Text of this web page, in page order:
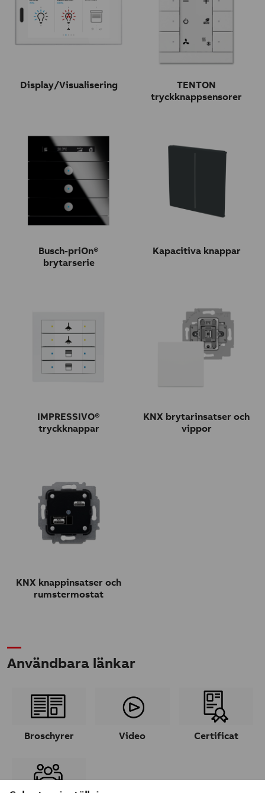
Display/Visualisering
TENTON
tryckknappsensorer
Busch-priOn®
brytarserie
Kapacitiva knappar
IMPRESSIVO®
tryckknappar
KNX brytarinsatser och
vippor
KNX knappinsatser och
rumstermostat
Användbara länkar
Broschyrer Video Certificat